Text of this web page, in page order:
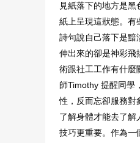
見紙落下的地方是黑
紙上呈現這狀態。有
詩句說自己落下是黯
伸出來的卻是神彩飛
術跟社工工作有什麼
師Timothy 提醒同學
性，反而忘卻服務對
了解身體才能去了解
技巧更重要。作為一